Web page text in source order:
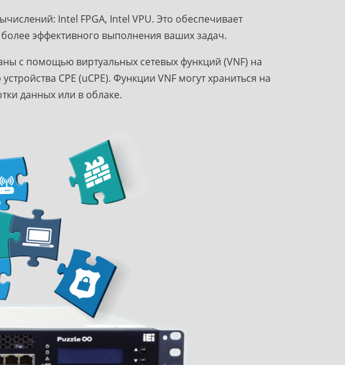
Intel FPGA, Intel VPU. Это обеспечивает
эффективного выполнения ваших задач.
с помощью виртуальных сетевых функций (VNF) на
CPE (uCPE). Функции VNF могут храниться на
данных или в облаке.